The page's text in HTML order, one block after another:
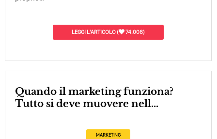
LEGGI L'ARTICOLO( 74.008)
Quando il marketing funziona?
Tutto si deve muovere nell...
MARKETING